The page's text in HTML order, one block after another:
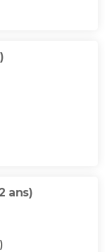
ans)
)